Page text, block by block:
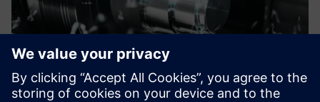
Digitalization for your shop floor